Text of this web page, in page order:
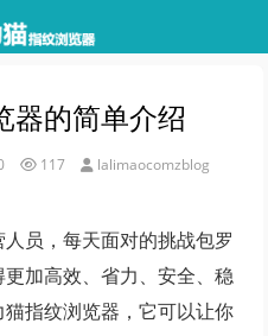
器的简单介绍
117 lalimaocomzblog
员，每天面对的挑战包罗
加高效、省力、安全、稳
指纹浏览器，它可以让你